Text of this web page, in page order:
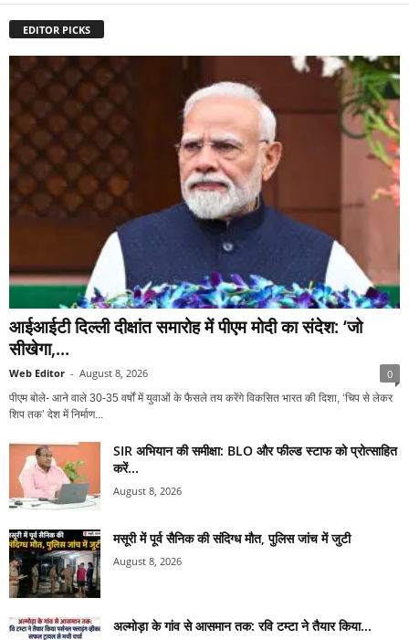
EDITOR PICKS
आईआईटी दिल्ली दीक्षांत समारोह में पीएम मोदी का संदेश: ‘जो
सीखेगा,...
Web Editor - August 8, 2026 0
पीएम बोले- आने वाले 30-35 वर्षों में युवाओं के फैसले तय करेंगे विकसित भारत की दिशा, ‘चिप से लेकर
शिप तक’ देश में निर्माण...
SIR अभियान की समीक्षा: BLO और फील्ड स्टाफ को प्रोत्साहित
करें...
August 8, 2026
मसूरी में पूर्व सैनिक की संदिग्ध मौत, पुलिस जांच में जुटी
August 8, 2026
अल्मोड़ा के गांव से आसमान तक: रवि टम्टा ने तैयार किया...